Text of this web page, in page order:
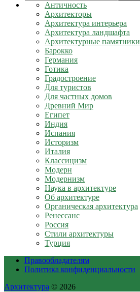
Античность
Архитекторы
Архитектура интерьера
Архитектура ландшафта
Архитектурные памятники
Барокко
Германия
Готика
Градостроение
Для туристов
Для частных домов
Древний Мир
Египет
Индия
Испания
Историзм
Италия
Классицизм
Модерн
Модернизм
Наука в архитектуре
Об архитектуре
Органическая архитектура
Ренессанс
Россия
Стили архитектуры
Турция
Правообладателям
Политика конфиденциальности
Архитектура © 2026